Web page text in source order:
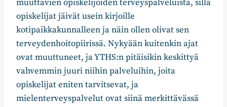
muuttavien opiskelijoiden terveyspalveluista, sillä
opiskelijat jäivät usein kirjoille
kotipaikkakunnalleen ja näin ollen olivat sen
terveydenhoitopiirissä. Nykyään kuitenkin ajat
ovat muuttuneet, ja YTHS:n pitäisikin keskittyä
vahvemmin juuri niihin palveluihin, joita
opiskelijat eniten tarvitsevat, ja
mielenterveyspalvelut ovat siinä merkittävässä